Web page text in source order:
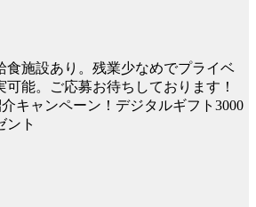
食施設あり。残業少なめでプライベ
可能。ご応募お待ちしております！
キャンペーン！デジタルギフト3000
ント